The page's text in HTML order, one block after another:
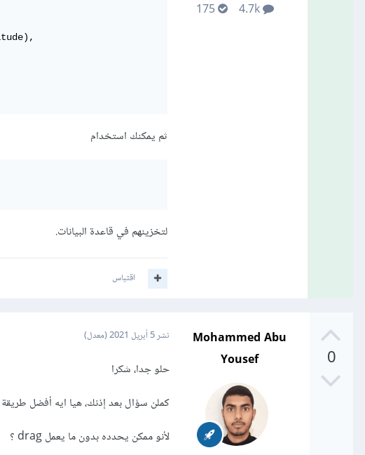
4.7k
175
ثم يمكنك استخدام
لتخزينهم في قاعدة البيانات.
اقتباس
0
Mohammed Abu
Yousef
نشر5 أبريل 2021 (معدل)
حلو جدا، شكرا
كملن سؤال بعد إذنك، هيا ايه أفضل
لأنو ممكن يحدده بدون ما يعمل drag ؟